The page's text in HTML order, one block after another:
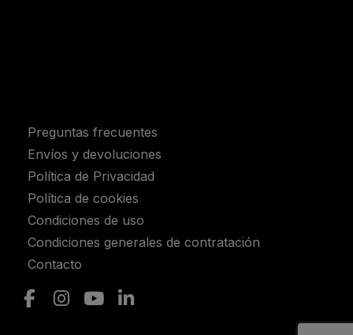
Preguntas frecuentes
Envíos y devoluciones
Política de Privacidad
Política de cookies
Condiciones de uso
Condiciones generales de contratación
Contacto